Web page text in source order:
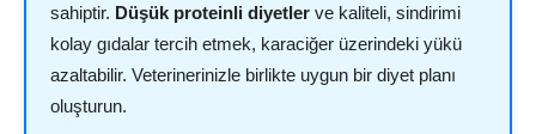
sahiptir. Düşük proteinli diyetler ve kaliteli, sindirimi
kolay gıdalar tercih etmek, karaciğer üzerindeki yükü
azaltabilir. Veterinerinizle birlikte uygun bir diyet planı
oluşturun.